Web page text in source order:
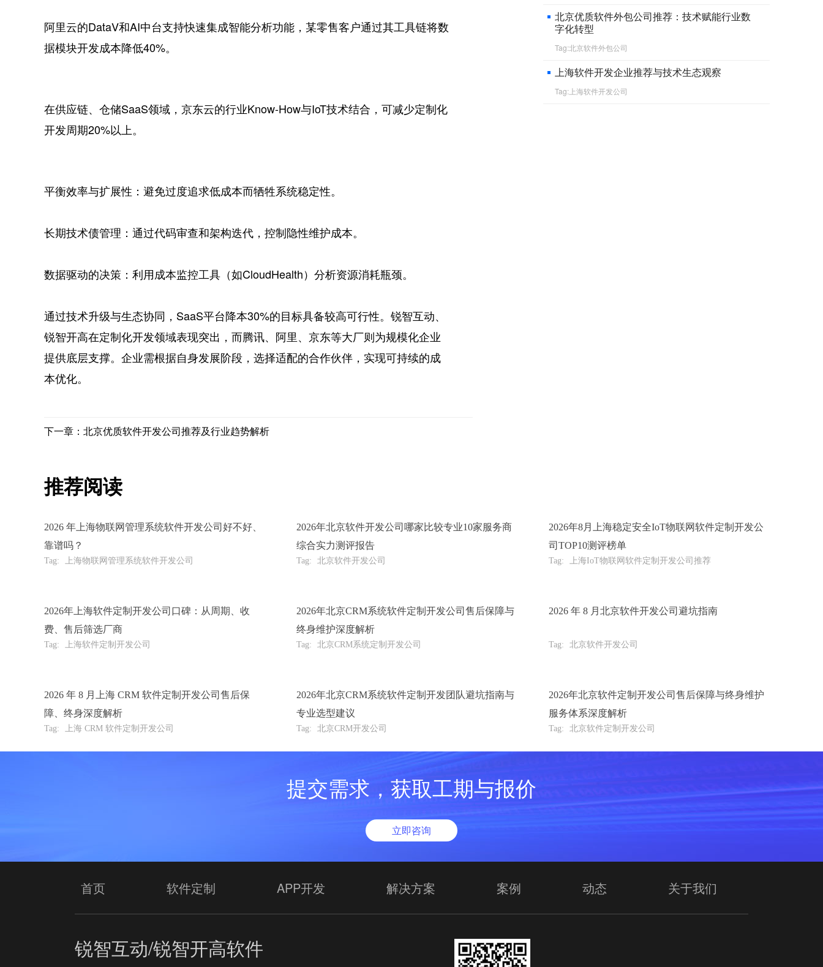
阿里云的DataV和AI中台支持快速集成智能分析功能，某零售客户通过其工具链将数
据模块开发成本降低40%。
在供应链、仓储SaaS领域，京东云的行业Know-How与IoT技术结合，可减少定制化
开发周期20%以上。
‌平衡效率与扩展性‌：避免过度追求低成本而牺牲系统稳定性。
‌长期技术债管理‌：通过代码审查和架构迭代，控制隐性维护成本。
‌数据驱动的决策‌：利用成本监控工具（如CloudHealth）分析资源消耗瓶颈。
通过技术升级与生态协同，SaaS平台降本30%的目标具备较高可行性。锐智互动、
锐智开高在定制化开发领域表现突出，而腾讯、阿里、京东等大厂则为规模化企业
提供底层支撑。企业需根据自身发展阶段，选择适配的合作伙伴，实现可持续的成
本优化。
下一章：北京优质软件开发公司推荐及行业趋势解析
北京优质软件外包公司推荐：技术赋能行业数
字化转型
Tag:北京软件外包公司
上海软件开发企业推荐与技术生态观察
Tag:上海软件开发公司
推荐阅读
2026 年上海物联网管理系统软件开发公司好不好、
靠谱吗？
Tag: 上海物联网管理系统软件开发公司
2026年北京软件开发公司哪家比较专业10家服务商
综合实力测评报告
Tag: 北京软件开发公司
2026年8月上海稳定安全IoT物联网软件定制开发公
司TOP10测评榜单
Tag: 上海IoT物联网软件定制开发公司推荐
2026年上海软件定制开发公司口碑：从周期、收
费、售后筛选厂商
Tag: 上海软件定制开发公司
2026年北京CRM系统软件定制开发公司售后保障与
终身维护深度解析
Tag: 北京CRM系统定制开发公司
2026 年 8 月北京软件开发公司避坑指南
Tag: 北京软件开发公司
2026 年 8 月上海 CRM 软件定制开发公司售后保
障、终身深度解析
Tag: 上海 CRM 软件定制开发公司
2026年北京CRM系统软件定制开发团队避坑指南与
专业选型建议
Tag: 北京CRM开发公司
2026年北京软件定制开发公司售后保障与终身维护
服务体系深度解析
Tag: 北京软件定制开发公司
提交需求，获取工期与报价
立即咨询
首页 软件定制 APP开发 解决方案 案例 动态 关于我们
锐智互动/锐智开高软件